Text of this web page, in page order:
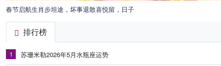
春节启航生肖步坦途，坏事退散喜悦留，日子
排行榜
1 苏珊米勒2026年5月水瓶座运势